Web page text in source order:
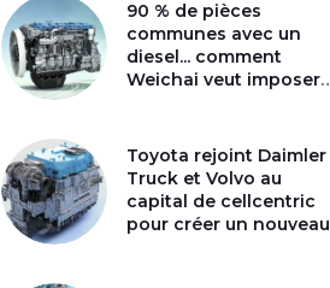
90 % de pièces
communes avec un
diesel... comment
Weichai veut imposer
Toyota rejoint Daimler
Truck et Volvo au
capital de cellcentric
pour créer un nouveau